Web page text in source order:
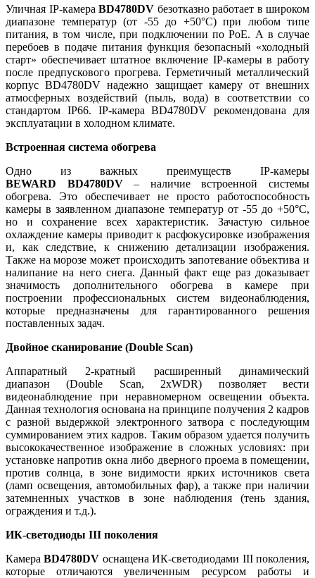
Уличная IP-камера BD4780DV безотказно работает в широком
диапазоне температур (от -55 до +50°C) при любом типе
питания, в том числе, при подключении по PoE. А в случае
перебоев в подаче питания функция безопасный «холодный
старт» обеспечивает штатное включение IP-камеры в работу
после предпускового прогрева. Герметичный металлический
корпус BD4780DV надежно защищает камеру от внешних
атмосферных воздействий (пыль, вода) в соответствии со
стандартом IP66. IP-камера BD4780DV рекомендована для
эксплуатации в холодном климате.
Встроенная система обогрева
Одно из важных преимуществ IP-камеры
BEWARD BD4780DV– наличие встроенной системы
обогрева. Это обеспечивает не просто работоспособность
камеры в заявленном диапазоне температур от -55 до +50°С,
но и сохранение всех характеристик. Зачастую сильное
охлаждение камеры приводит к расфокусировке изображения
и, как следствие, к снижению детализации изображения.
Также на морозе может происходить запотевание объектива и
налипание на него снега. Данный факт еще раз доказывает
значимость дополнительного обогрева в камере при
построении профессиональных систем видеонаблюдения,
которые предназначены для гарантированного решения
поставленных задач.
Двойное сканирование (Double Scan)
Аппаратный 2-кратный расширенный динамический
диапазон (Double Scan, 2xWDR) позволяет вести
видеонаблюдение при неравномерном освещении объекта.
Данная технология основана на принципе получения 2 кадров
с разной выдержкой электронного затвора с последующим
суммированием этих кадров. Таким образом удается получить
высококачественное изображение в сложных условиях: при
установке напротив окна либо дверного проема в помещении,
против солнца, в зоне видимости ярких источников света
(ламп освещения, автомобильных фар), а также при наличии
затемненных участков в зоне наблюдения (тень здания,
ограждения и т.д.).
ИК-светодиоды III поколения
КамераBD4780DV оснащена ИК-светодиодами III поколения,
которые отличаются увеличенным ресурсом работы и